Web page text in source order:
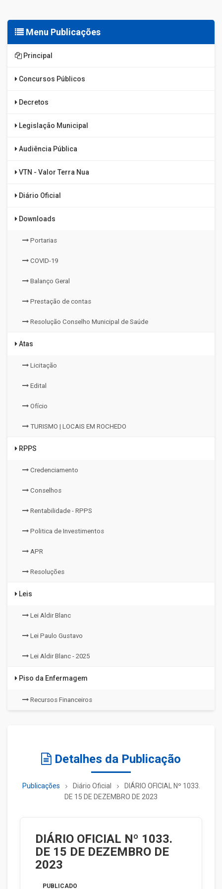
Menu Publicações
Principal
Concursos Públicos
Decretos
Legislação Municipal
Audiência Pública
VTN - Valor Terra Nua
Diário Oficial
Downloads
Portarias
COVID-19
Balanço Geral
Prestação de contas
Resolução Conselho Municipal de Saúde
Atas
Licitação
Edital
Ofício
TURISMO | LOCAIS EM ROCHEDO
RPPS
Credenciamento
Conselhos
Rentabilidade - RPPS
Politica de Investimentos
APR
Resoluções
Leis
Lei Aldir Blanc
Lei Paulo Gustavo
Lei Aldir Blanc - 2025
Piso da Enfermagem
Recursos Financeiros
Detalhes da Publicação
Publicações Diário Oficial
DIÁRIO OFICIAL Nº 1033.
DE 15 DE DEZEMBRO DE 2023
DIÁRIO OFICIAL Nº 1033.
DE 15 DE DEZEMBRO DE
2023
PUBLICADO